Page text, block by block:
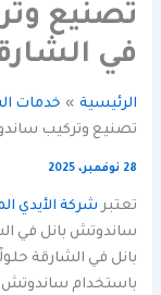
تصنيع
في
الرئيسية
خدمات
تصنيع وتركيب
28 نوفمبر، 2025
تعتبر شركة الأيدي
ساندوتش بانل في
بانل في الشارقة
باستخدام ساندوتش